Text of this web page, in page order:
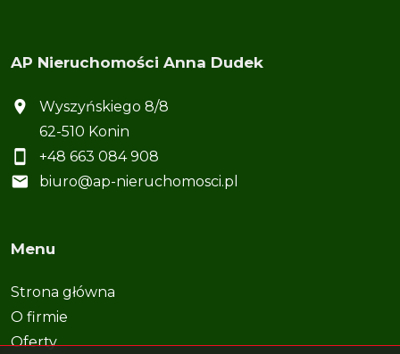
AP Nieruchomości Anna Dudek
Wyszyńskiego 8/8
62-510 Konin
+48 663 084 908
biuro@ap-nieruchomosci.pl
Menu
Strona główna
O firmie
Oferty